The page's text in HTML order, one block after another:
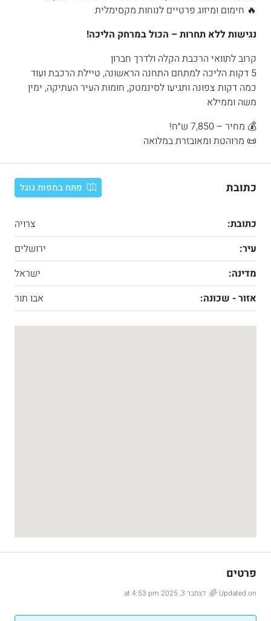
🔥 חימום ומיזוג פרטיים לנוחות מקסימלית
נגישות ללא תחרות – הכול במרחק הליכה!
קרוב לתוואי הרכבת הקלה ולדרך חברון
5 דקות הליכה למתחם התחנה הראשונה, טיילת הרכבת ועוד
כמה דקות צפונה ותגיעו לסינמטק, חומות העיר העתיקה, ימין
משה וממילא
💰 מחיר – 7,850 ש״ח!
📜 מרוהטת ומאובזרת במלואה
כתובת פתח במפות גוגל
כתובת:
צרויה
עיר:
ירושלים
מדינה:
ישראל
אזור - שכונה:
אבו תור
פרטים
Updated on דצמבר 3, 2025 at 4:53 pm